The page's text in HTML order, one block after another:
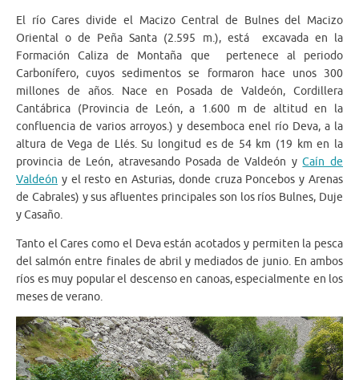
El río Cares divide el Macizo Central de Bulnes del Macizo
Oriental o de Peña Santa (2.595 m.), está excavada en la
Formación Caliza de Montaña que pertenece al periodo
Carbonífero, cuyos sedimentos se formaron hace unos 300
millones de años. Nace en Posada de Valdeón, Cordillera
Cantábrica (Provincia de León, a 1.600 m de altitud en la
confluencia de varios arroyos.) y desemboca enel río Deva, a la
altura de Vega de Llés. Su longitud es de 54 km (19 km en la
provincia de León, atravesando Posada de Valdeón yCaín de
Valdeón y el resto en Asturias, donde cruza Poncebos y Arenas
de Cabrales) y sus afluentes principales son los ríos Bulnes, Duje
y Casaño.
Tanto el Cares como el Deva están acotados y permiten la pesca
del salmón entre finales de abril y mediados de junio. En ambos
ríos es muy popular el descenso en canoas, especialmente en los
meses de verano.